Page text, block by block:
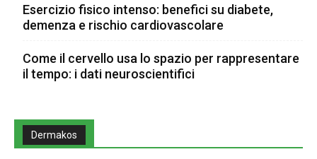
Esercizio fisico intenso: benefici su diabete,
demenza e rischio cardiovascolare
Come il cervello usa lo spazio per rappresentare
il tempo: i dati neuroscientifici
Dermakos